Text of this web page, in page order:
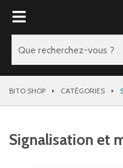
BITO SHOP CATÉGORIES
Signalisation et